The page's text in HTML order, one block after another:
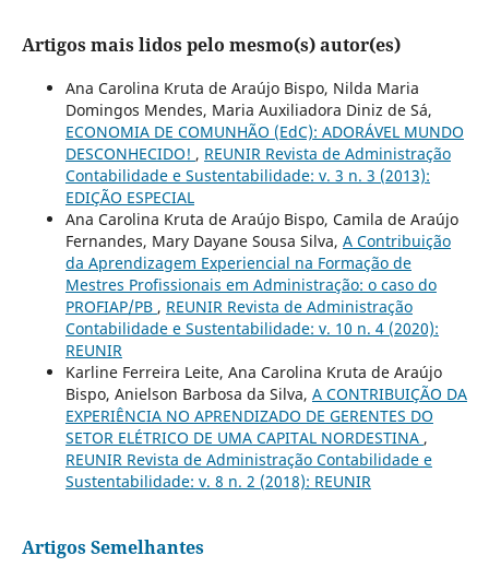
Artigos mais lidos pelo mesmo(s) autor(es)
Ana Carolina Kruta de Araújo Bispo, Nilda Maria
Domingos Mendes, Maria Auxiliadora Diniz de Sá,
ECONOMIA DE COMUNHÃO (EdC): ADORÁVEL MUNDO
DESCONHECIDO! , REUNIR Revista de Administração
Contabilidade e Sustentabilidade: v. 3 n. 3 (2013):
EDIÇÃO ESPECIAL
Ana Carolina Kruta de Araújo Bispo, Camila de Araújo
Fernandes, Mary Dayane Sousa Silva, A Contribuição
da Aprendizagem Experiencial na Formação de
Mestres Profissionais em Administração: o caso do
PROFIAP/PB , REUNIR Revista de Administração
Contabilidade e Sustentabilidade: v. 10 n. 4 (2020):
REUNIR
Karline Ferreira Leite, Ana Carolina Kruta de Araújo
Bispo, Anielson Barbosa da Silva, A CONTRIBUIÇÃO DA
EXPERIÊNCIA NO APRENDIZADO DE GERENTES DO
SETOR ELÉTRICO DE UMA CAPITAL NORDESTINA ,
REUNIR Revista de Administração Contabilidade e
Sustentabilidade: v. 8 n. 2 (2018): REUNIR
Artigos Semelhantes